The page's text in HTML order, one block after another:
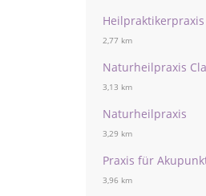
2,77 km
Naturheilpraxis
3,13 km
Naturheilpraxis
3,29 km
Praxis für
3,96 km